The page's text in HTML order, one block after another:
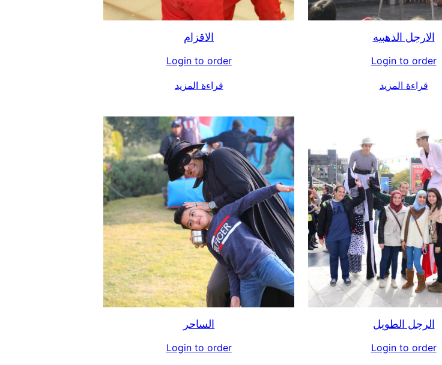
الارجل الذهبيه
Login to order
قراءة المزيد
الاقزام
Login to order
قراءة المزيد
الرجل الطويل
Login to order
الساحر
Login to order